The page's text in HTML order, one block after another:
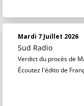
Mardi 7 Juillet 2026
Sud Radio
Verdict du procès de
Écoutez l'édito de